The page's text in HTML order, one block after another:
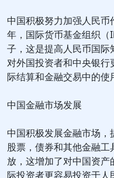
中国积极努力加强人民
年，国际货币基金组织
子，这是提高人民币国
对外国投资者和中央银
际结算和金融交易中的使
中国金融市场发展
中国积极发展金融市场，
股票，债券和其他金融
放，这增加了对中国资
际投资者更容易投资于